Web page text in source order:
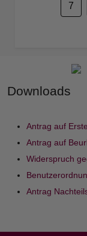
7
Downloads
Antrag auf
Antrag auf
Widerspruch
Antrag